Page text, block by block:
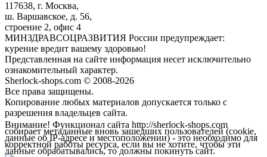
117638, г. Москва,
ш. Варшавское, д. 56,
строение 2, офис 4
МИНЗДРАВСОЦРАЗВИТИЯ России предупреждает:
курение вредит вашему здоровью!
Представленная на сайте информация несет исключительно
ознакомительный характер.
Sherlock-shops.com © 2008-2026
Все права защищены.
Копирование любых материалов допускается только с
разрешения владельцев сайта.
Внимание! Функционал сайта http://sherlock-shops.com
собирает метаданные вновь зашедших пользователей (cookie,
данные об IP-адресе и местоположении) - это необходимо для
корректной работы ресурса, если вы не хотите, чтобы эти
данные обрабатывались, то должны покинуть сайт.